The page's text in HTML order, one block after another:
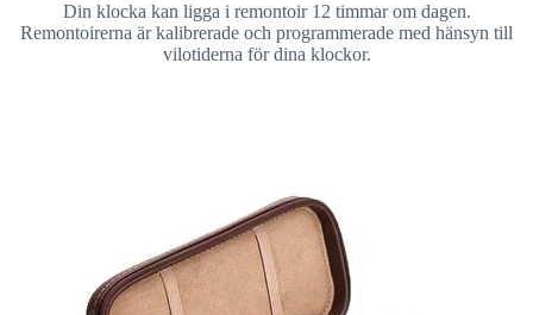
Din klocka kan ligga i remontoir 12 timmar om dagen.
Remontoirerna är kalibrerade och programmerade med hänsyn till
vilotiderna för dina klockor.